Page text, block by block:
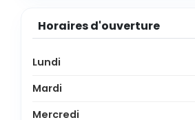
Horaires d'ouverture
Lundi
Mardi
Mercredi